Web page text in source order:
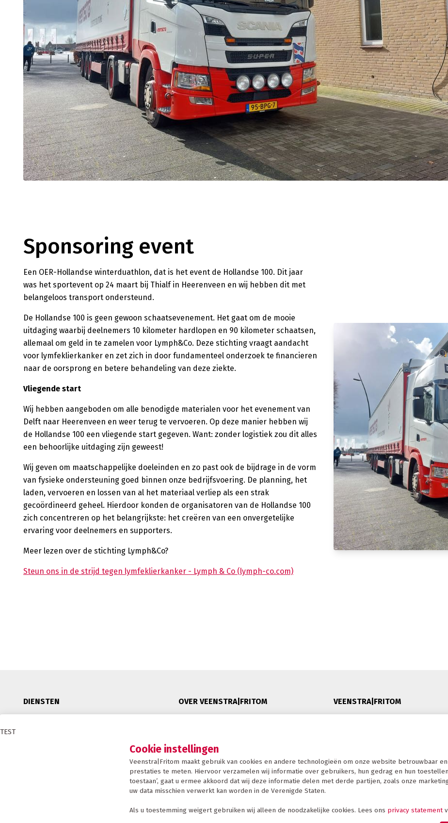
TEST
Cookie instellingen
Veenstra|Fritom maakt gebruik van cookies en andere technologieën om onze website betrouwbaar
prestaties te meten. Hiervoor verzamelen wij informatie over gebruikers, hun gedrag en hun
toestaan’, gaat u ermee akkoord dat wij deze informatie delen met derde partijen, zoals onze
uw data misschien verwerkt kan worden in de Verenigde Staten.
Als u toestemming weigert gebruiken wij alleen de noodzakelijke cookies. Lees ons privacy statement
Sponsoring event
Een OER-Hollandse winterduathlon, dat is het event de Hollandse 100. Dit jaar
was het sportevent op 24 maart bij Thialf in Heerenveen en wij hebben dit met
belangeloos transport ondersteund.
De Hollandse 100 is geen gewoon schaatsevenement. Het gaat om de mooie
uitdaging waarbij deelnemers 10 kilometer hardlopen en 90 kilometer schaatsen,
allemaal om geld in te zamelen voor Lymph&Co. Deze stichting vraagt aandacht
voor lymfeklierkanker en zet zich in door fundamenteel onderzoek te financieren
naar de oorsprong en betere behandeling van deze ziekte.
Vliegende start
Wij hebben aangeboden om alle benodigde materialen voor het evenement van
Delft naar Heerenveen en weer terug te vervoeren. Op deze manier hebben wij
de Hollandse 100 een vliegende start gegeven. Want: zonder logistiek zou dit alles
een behoorlijke uitdaging zijn geweest!
Wij geven om maatschappelijke doeleinden en zo past ook de bijdrage in de vorm
van fysieke ondersteuning goed binnen onze bedrijfsvoering. De planning, het
laden, vervoeren en lossen van al het materiaal verliep als een strak
gecoördineerd geheel. Hierdoor konden de organisatoren van de Hollandse 100
zich concentreren op het belangrijkste: het creëren van een onvergetelijke
ervaring voor deelnemers en supporters.
Meer lezen over de stichting Lymph&Co?
Steun ons in de strijd tegen lymfeklierkanker - Lymph & Co (lymph-co.com)
DIENSTEN
ADR-transport met thermotransport
OVER VEENSTRA|FRITOM
Condities
Nieuws
Werken bij Veenstra|Fritom
VEENSTRA|FRITOM
F: +31 515 443 352
info@veenstrafritom.nl